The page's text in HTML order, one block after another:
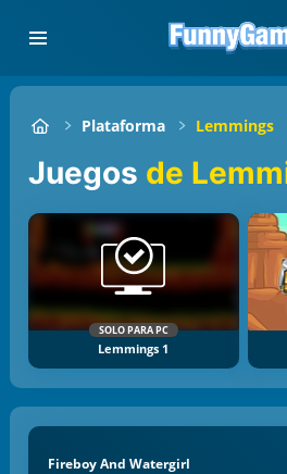
Plataforma Lemmings
Juegos de
SOLO PARA PC
Lemmings 1
Fireboy And Watergirl